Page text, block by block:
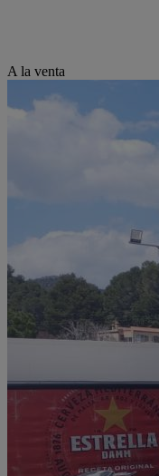
A la venta